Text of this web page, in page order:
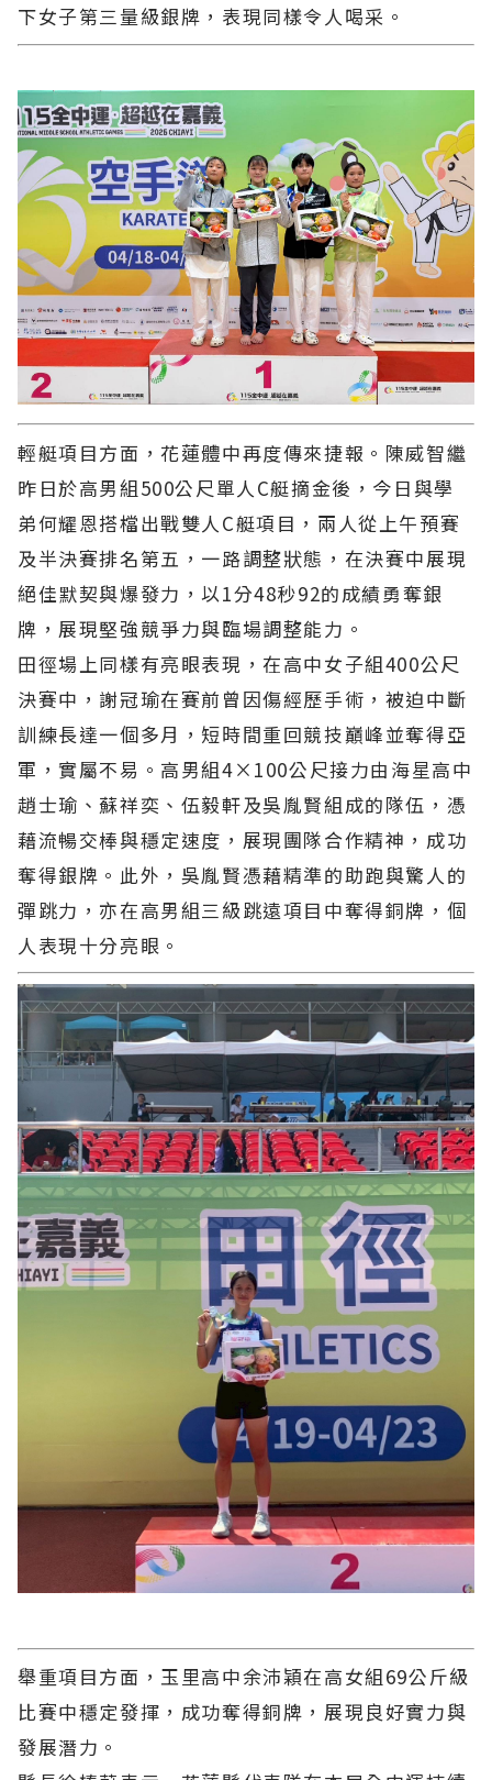
下女子第三量級銀牌，表現同樣令人喝采。
輕艇項目方面，花蓮體中再度傳來捷報。陳威智繼
昨日於高男組500公尺單人C艇摘金後，今日與學
弟何耀恩搭檔出戰雙人C艇項目，兩人從上午預賽
及半決賽排名第五，一路調整狀態，在決賽中展現
絕佳默契與爆發力，以1分48秒92的成績勇奪銀
牌，展現堅強競爭力與臨場調整能力。
田徑場上同樣有亮眼表現，在高中女子組400公尺
決賽中，謝冠瑜在賽前曾因傷經歷手術，被迫中斷
訓練長達一個多月，短時間重回競技巔峰並奪得亞
軍，實屬不易。高男組4×100公尺接力由海星高中
趙士瑜、蘇祥奕、伍毅軒及吳胤賢組成的隊伍，憑
藉流暢交棒與穩定速度，展現團隊合作精神，成功
奪得銀牌。此外，吳胤賢憑藉精準的助跑與驚人的
彈跳力，亦在高男組三級跳遠項目中奪得銅牌，個
人表現十分亮眼。
舉重項目方面，玉里高中余沛穎在高女組69公斤級
比賽中穩定發揮，成功奪得銅牌，展現良好實力與
發展潛力。